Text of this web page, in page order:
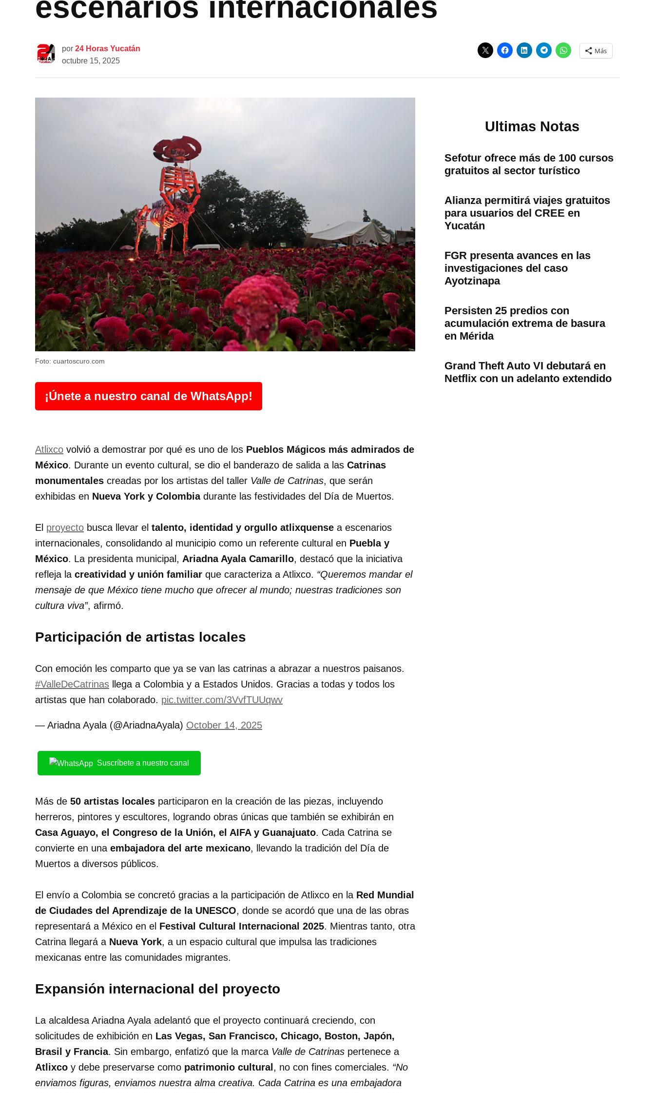
por 24 Horas Yucatán
octubre 15, 2025
Más
Foto: cuartoscuro.com
¡Únete a nuestro canal de WhatsApp!
Atlixco volvió a demostrar por qué es uno de los Pueblos Mágicos más admirados de
México. Durante un evento cultural, se dio el banderazo de salida a las Catrinas
monumentales creadas por los artistas del taller Valle de Catrinas, que serán
exhibidas en Nueva York y Colombiadurante las festividades del Día de Muertos.
El proyecto busca llevar el talento, identidad y orgullo atlixquense a escenarios
internacionales, consolidando al municipio como un referente cultural en Puebla y
México. La presidenta municipal, Ariadna Ayala Camarillo, destacó que la iniciativa
refleja la creatividad y unión familiar que caracteriza a Atlixco. “Queremos mandar el
mensaje de que México tiene mucho que ofrecer al mundo; nuestras tradiciones son
cultura viva”, afirmó.
Participación de artistas locales
Con emoción les comparto que ya se van las catrinas a abrazar a nuestros paisanos.
#ValleDeCatrinas llega a Colombia y a Estados Unidos. Gracias a todas y todos los
artistas que han colaborado. pic.twitter.com/3VvfTUUqwv
— Ariadna Ayala (@AriadnaAyala) October 14, 2025
Suscríbete a nuestro canal
Más de 50 artistas locales participaron en la creación de las piezas, incluyendo
herreros, pintores y escultores, logrando obras únicas que también se exhibirán en
Casa Aguayo, el Congreso de la Unión, el AIFA y Guanajuato. Cada Catrina se
convierte en una embajadora del arte mexicano, llevando la tradición del Día de
Muertos a diversos públicos.
El envío a Colombia se concretó gracias a la participación de Atlixco en la Red Mundial
de Ciudades del Aprendizaje de la UNESCO, donde se acordó que una de las obras
representará a México en el Festival Cultural Internacional 2025. Mientras tanto, otra
Catrina llegará a Nueva York, a un espacio cultural que impulsa las tradiciones
mexicanas entre las comunidades migrantes.
Expansión internacional del proyecto
La alcaldesa Ariadna Ayala adelantó que el proyecto continuará creciendo, con
solicitudes de exhibición en Las Vegas, San Francisco, Chicago, Boston, Japón,
Brasil y Francia. Sin embargo, enfatizó que la marca Valle de Catrinas pertenece a
Atlixco y debe preservarse como patrimonio cultural , no con fines comerciales. “No
enviamos figuras, enviamos nuestra alma creativa. Cada Catrina es una embajadora
Ultimas Notas
Sefotur ofrece más de 100 cursos
gratuitos al sector turístico
Alianza permitirá viajes gratuitos
para usuarios del CREE en
Yucatán
FGR presenta avances en las
investigaciones del caso
Ayotzinapa
Persisten 25 predios con
acumulación extrema de basura
en Mérida
Grand Theft Auto VI debutará en
Netflix con un adelanto extendido